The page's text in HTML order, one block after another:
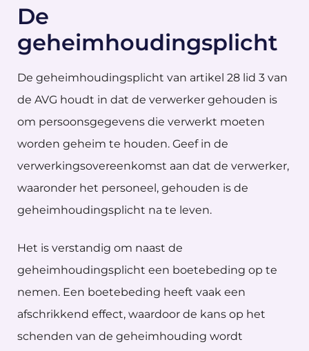
De
geheimhoudingsplicht
De geheimhoudingsplicht van artikel 28 lid 3 van
de AVG houdt in dat de verwerker gehouden is
om persoonsgegevens die verwerkt moeten
worden geheim te houden. Geef in de
verwerkingsovereenkomst aan dat de verwerker,
waaronder het personeel, gehouden is de
geheimhoudingsplicht na te leven.
Het is verstandig om naast de
geheimhoudingsplicht een boetebeding op te
nemen. Een boetebeding heeft vaak een
afschrikkend effect, waardoor de kans op het
schenden van de geheimhouding wordt